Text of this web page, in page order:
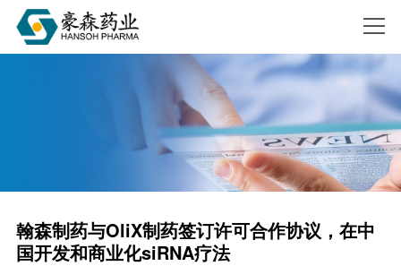
翰森制药与OliX制药签订许可合作协议，在中
国开发和商业化siRNA疗法